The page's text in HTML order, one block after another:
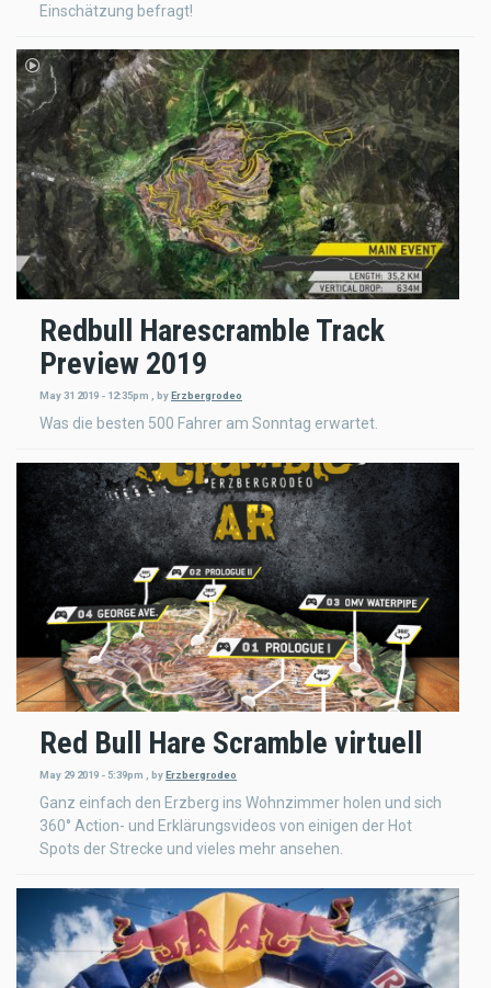
Einschätzung befragt!
Redbull Harescramble Track
Preview 2019
May 31 2019 - 12:35pm byErzbergrodeo
Was die besten 500 Fahrer am Sonntag erwartet.
Red Bull Hare Scramble virtuell
May 29 2019 - 5:39pm byErzbergrodeo
Ganz einfach den Erzberg ins Wohnzimmer holen und sich
360° Action- und Erklärungsvideos von einigen der Hot
Spots der Strecke und vieles mehr ansehen.